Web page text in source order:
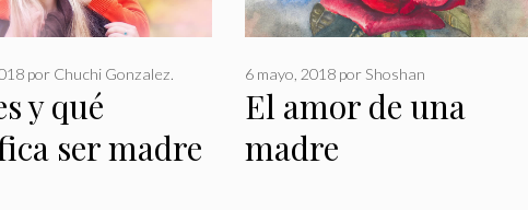
y qué
ser madre
por Chuchi Gonzalez.
El amor de una
madre
6 mayo, 2018 por Shoshan